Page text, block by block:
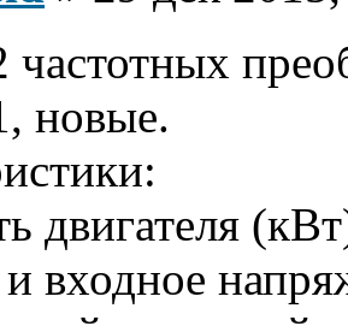
новые.
двигателя
входное